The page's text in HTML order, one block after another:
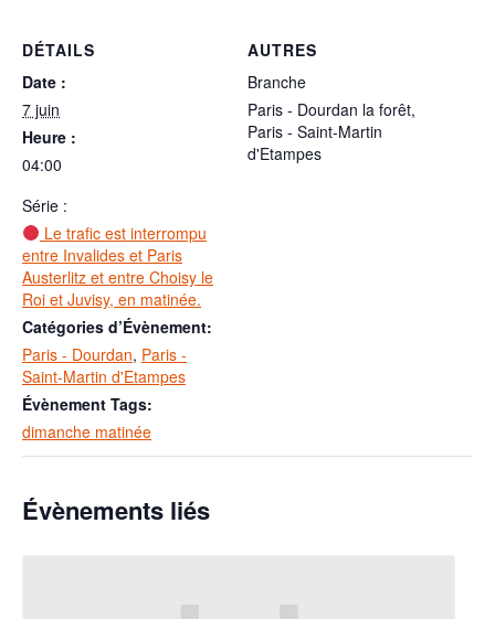
DÉTAILS
Date :
7 juin
Heure :
04:00
Série :
Le trafic est interrompu
entre Invalides et Paris
Austerlitz et entre Choisy le
Roi et Juvisy, en matinée.
Catégories d’Évènement:
Paris - Dourdan, Paris -
Saint-Martin d'Etampes
Évènement Tags:
dimanche matinée
AUTRES
Branche
Paris - Dourdan la forêt,
Paris - Saint-Martin
d'Etampes
Évènements liés